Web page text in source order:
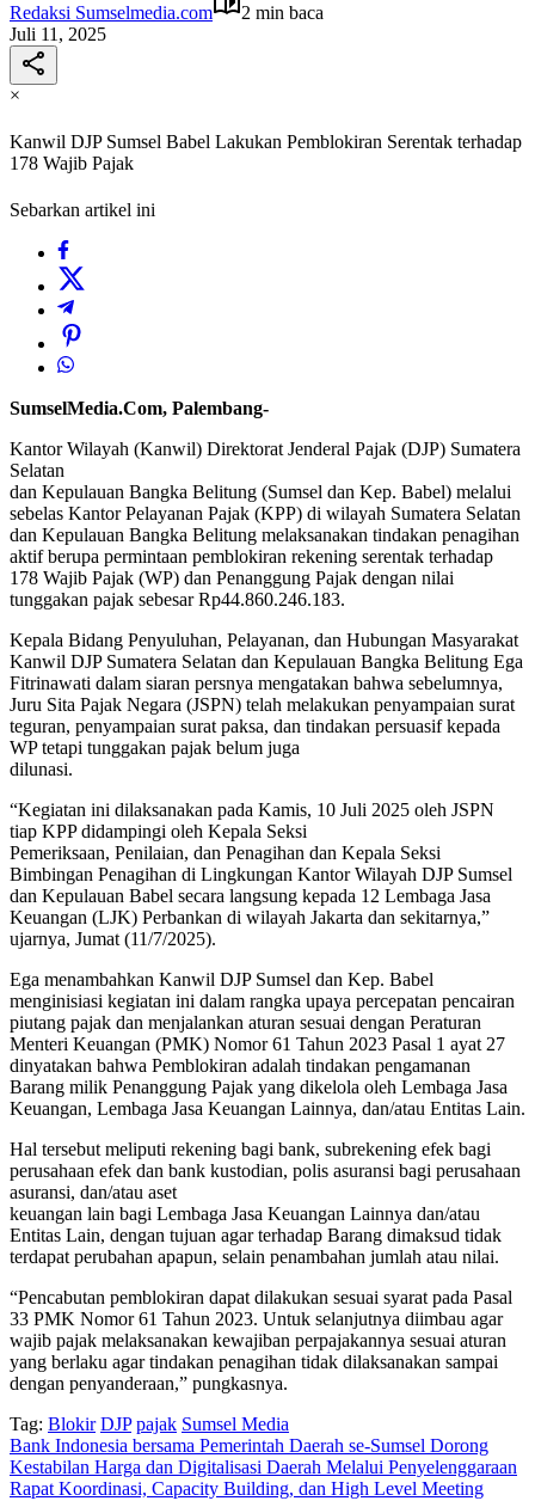
Redaksi Sumselmedia.com
2 min baca
Juli 11, 2025
×
Kanwil DJP Sumsel Babel Lakukan Pemblokiran Serentak terhadap
178 Wajib Pajak
Sebarkan artikel ini
SumselMedia.Com, Palembang-
Kantor Wilayah (Kanwil) Direktorat Jenderal Pajak (DJP) Sumatera
Selatan
dan Kepulauan Bangka Belitung (Sumsel dan Kep. Babel) melalui
sebelas Kantor Pelayanan Pajak (KPP) di wilayah Sumatera Selatan
dan Kepulauan Bangka Belitung melaksanakan tindakan penagihan
aktif berupa permintaan pemblokiran rekening serentak terhadap
178 Wajib Pajak (WP) dan Penanggung Pajak dengan nilai
tunggakan pajak sebesar Rp44.860.246.183.
Kepala Bidang Penyuluhan, Pelayanan, dan Hubungan Masyarakat
Kanwil DJP Sumatera Selatan dan Kepulauan Bangka Belitung Ega
Fitrinawati dalam siaran persnya mengatakan bahwa sebelumnya,
Juru Sita Pajak Negara (JSPN) telah melakukan penyampaian surat
teguran, penyampaian surat paksa, dan tindakan persuasif kepada
WP tetapi tunggakan pajak belum juga
dilunasi.
“Kegiatan ini dilaksanakan pada Kamis, 10 Juli 2025 oleh JSPN
tiap KPP didampingi oleh Kepala Seksi
Pemeriksaan, Penilaian, dan Penagihan dan Kepala Seksi
Bimbingan Penagihan di Lingkungan Kantor Wilayah DJP Sumsel
dan Kepulauan Babel secara langsung kepada 12 Lembaga Jasa
Keuangan (LJK) Perbankan di wilayah Jakarta dan sekitarnya,”
ujarnya, Jumat (11/7/2025).
Ega menambahkan Kanwil DJP Sumsel dan Kep. Babel
menginisiasi kegiatan ini dalam rangka upaya percepatan pencairan
piutang pajak dan menjalankan aturan sesuai dengan Peraturan
Menteri Keuangan (PMK) Nomor 61 Tahun 2023 Pasal 1 ayat 27
dinyatakan bahwa Pemblokiran adalah tindakan pengamanan
Barang milik Penanggung Pajak yang dikelola oleh Lembaga Jasa
Keuangan, Lembaga Jasa Keuangan Lainnya, dan/atau Entitas Lain.
Hal tersebut meliputi rekening bagi bank, subrekening efek bagi
perusahaan efek dan bank kustodian, polis asuransi bagi perusahaan
asuransi, dan/atau aset
keuangan lain bagi Lembaga Jasa Keuangan Lainnya dan/atau
Entitas Lain, dengan tujuan agar terhadap Barang dimaksud tidak
terdapat perubahan apapun, selain penambahan jumlah atau nilai.
“Pencabutan pemblokiran dapat dilakukan sesuai syarat pada Pasal
33 PMK Nomor 61 Tahun 2023. Untuk selanjutnya diimbau agar
wajib pajak melaksanakan kewajiban perpajakannya sesuai aturan
yang berlaku agar tindakan penagihan tidak dilaksanakan sampai
dengan penyanderaan,” pungkasnya.
Tag: Blokir DJP pajak Sumsel Media
Bank Indonesia bersama Pemerintah Daerah se-Sumsel Dorong
Kestabilan Harga dan Digitalisasi Daerah Melalui Penyelenggaraan
Rapat Koordinasi, Capacity Building, dan High Level Meeting